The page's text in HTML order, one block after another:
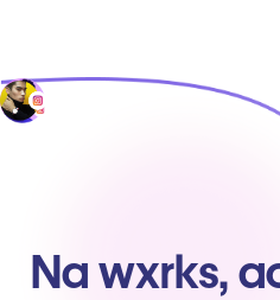
Na wxrks,